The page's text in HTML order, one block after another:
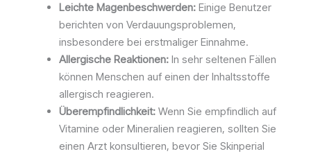
Leichte Magenbeschwerden: Einige Benutzer
berichten von Verdauungsproblemen,
insbesondere bei erstmaliger Einnahme.
Allergische Reaktionen: In sehr seltenen Fällen
können Menschen auf einen der Inhaltsstoffe
allergisch reagieren.
Überempfindlichkeit: Wenn Sie empfindlich auf
Vitamine oder Mineralien reagieren, sollten Sie
einen Arzt konsultieren, bevor Sie Skinperial